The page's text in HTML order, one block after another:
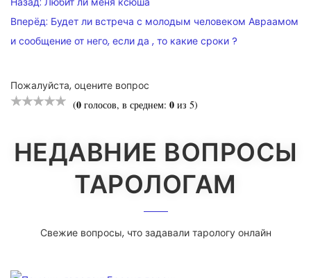
ПО
ЗАПИСЯМ
Вперёд: Будет ли встреча с молодым человеком Авраамом
и сообщение от него, если да , то какие сроки ?
Пожалуйста, оцените вопрос
(0 голосов, в среднем: 0 из 5)
НЕДАВНИЕ ВОПРОСЫ
ТАРОЛОГАМ
Свежие вопросы, что задавали тарологу онлайн